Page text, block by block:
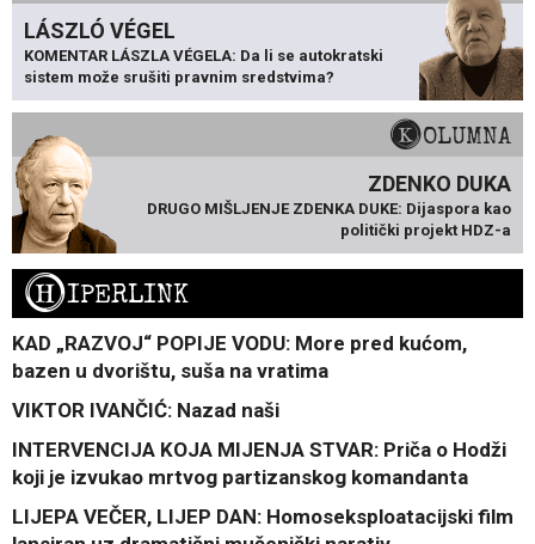
LÁSZLÓ VÉGEL
KOMENTAR LÁSZLA VÉGELA: Da li se autokratski
sistem može srušiti pravnim sredstvima?
KOLUMNA
ZDENKO DUKA
DRUGO MIŠLJENJE ZDENKA DUKE: Dijaspora kao
politički projekt HDZ-a
HIPERLINK
KAD „RAZVOJ“ POPIJE VODU: More pred kućom,
bazen u dvorištu, suša na vratima
VIKTOR IVANČIĆ: Nazad naši
INTERVENCIJA KOJA MIJENJA STVAR: Priča o Hodži
koji je izvukao mrtvog partizanskog komandanta
LIJEPA VEČER, LIJEP DAN: Homoseksploatacijski film